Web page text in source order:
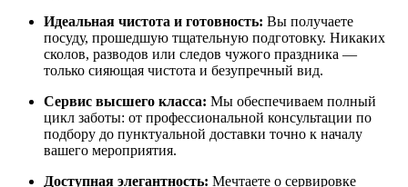
Идеальная чистота и готовность: Вы получаете
посуду, прошедшую тщательную подготовку. Никаких
сколов, разводов или следов чужого праздника —
только сияющая чистота и безупречный вид.
Сервис высшего класса: Мы обеспечиваем полный
цикл заботы: от профессиональной консультации по
подбору до пунктуальной доставки точно к началу
вашего мероприятия.
Доступная элегантность: Мечтаете о сервировке